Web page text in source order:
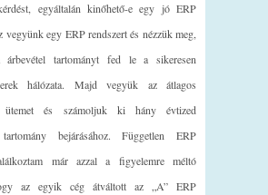
egyáltalán kinőhető-e egy jó ERP
vegyünk egy ERP rendszert és nézzük meg,
árbevétel tartományt fed le a sikeresen
hálózata. Majd vegyük az átlagos
ütemet és számoljuk ki hány évtized
bejárásához. Független ERP
már azzal a figyelemre méltó
az egyik cég átváltott az „A” ERP